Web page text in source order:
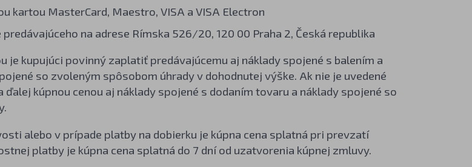
kartou MasterCard, Maestro, VISA a VISA Electron
na adrese Rímska 526/20, 120 00 Praha 2, Česká republika
je kupujúci povinný zaplatiť predávajúcemu aj náklady spojené s balením a
so zvoleným spôsobom úhrady v dohodnutej výške. Ak nie je uvedené
kúpnou cenou aj náklady spojené s dodaním tovaru a náklady spojené so
alebo v prípade platby na dobierku je kúpna cena splatná pri prevzatí
platby je kúpna cena splatná do 7 dní od uzatvorenia kúpnej zmluvy.